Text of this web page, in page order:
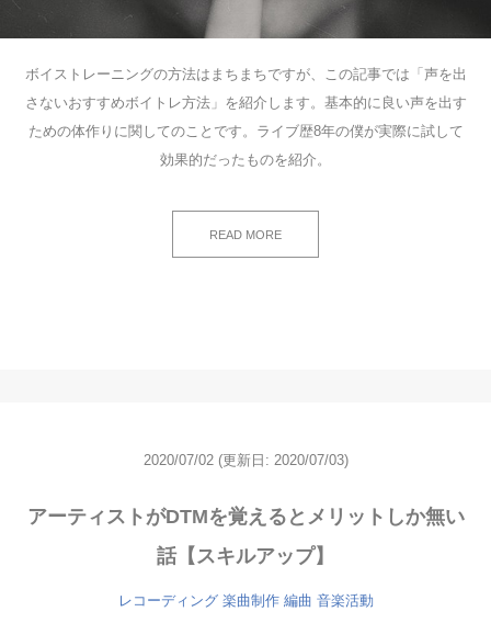
ボイストレーニングの方法はまちまちですが、この記事では「声を出
さないおすすめボイトレ方法」を紹介します。基本的に良い声を出す
ための体作りに関してのことです。ライブ歴8年の僕が実際に試して
効果的だったものを紹介。
READ MORE
2020/07/02 (更新日: 2020/07/03)
アーティストがDTMを覚えるとメリットしか無い
話【スキルアップ】
レコーディング 楽曲制作 編曲 音楽活動